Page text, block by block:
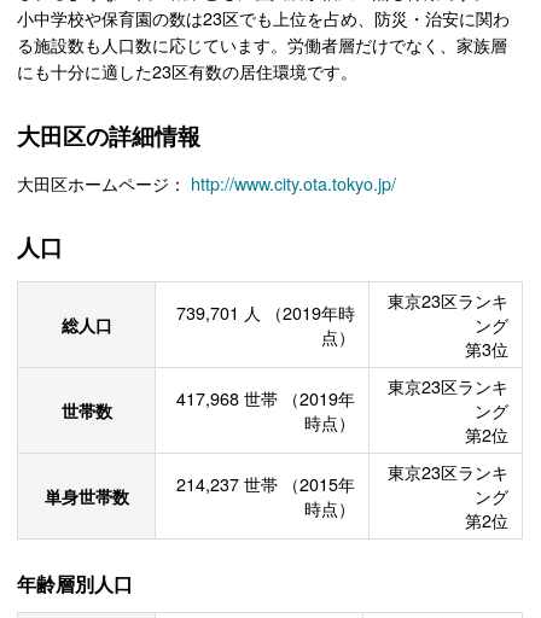
小中学校や保育園の数は23区でも上位を占め、防災・治安に関わ
る施設数も人口数に応じています。労働者層だけでなく、家族層
にも十分に適した23区有数の居住環境です。
大田区の詳細情報
大田区ホームページ： http://www.city.ota.tokyo.jp/
人口
総人口 739,701 人
（2019年時
点）
東京23区ランキ
ング
第3位
世帯数 417,968 世帯
（2019年
時点）
東京23区ランキ
ング
第2位
単身世帯数 214,237 世帯
（2015年
時点）
東京23区ランキ
ング
第2位
年齢層別人口